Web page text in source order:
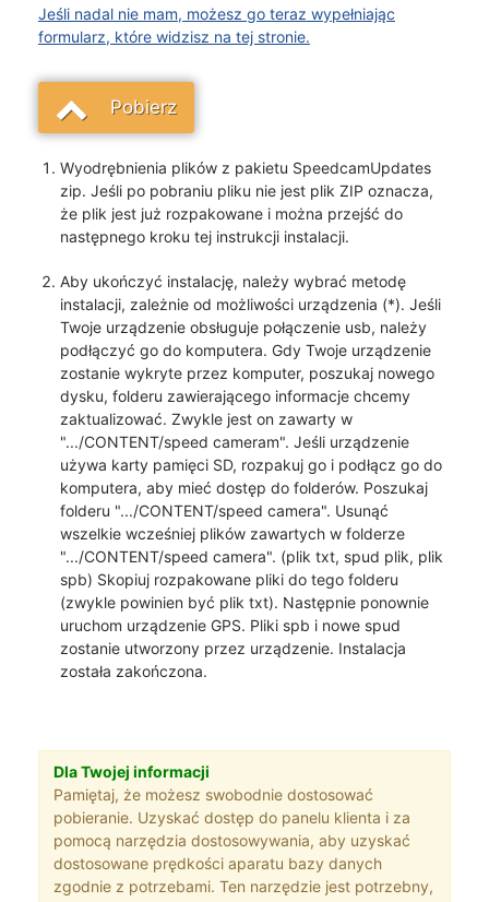
Jeśli nadal nie mam, możesz go teraz wypełniając
formularz, które widzisz na tej stronie.
Pobierz
Wyodrębnienia plików z pakietu SpeedcamUpdates
zip. Jeśli po pobraniu pliku nie jest plik ZIP oznacza,
że plik jest już rozpakowane i można przejść do
następnego kroku tej instrukcji instalacji.
Aby ukończyć instalację, należy wybrać metodę
instalacji, zależnie od możliwości urządzenia (*). Jeśli
Twoje urządzenie obsługuje połączenie usb, należy
podłączyć go do komputera. Gdy Twoje urządzenie
zostanie wykryte przez komputer, poszukaj nowego
dysku, folderu zawierającego informacje chcemy
zaktualizować. Zwykle jest on zawarty w
".../CONTENT/speed cameram". Jeśli urządzenie
używa karty pamięci SD, rozpakuj go i podłącz go do
komputera, aby mieć dostęp do folderów. Poszukaj
folderu ".../CONTENT/speed camera". Usunąć
wszelkie wcześniej plików zawartych w folderze
".../CONTENT/speed camera". (plik txt, spud plik, plik
spb) Skopiuj rozpakowane pliki do tego folderu
(zwykle powinien być plik txt). Następnie ponownie
uruchom urządzenie GPS. Pliki spb i nowe spud
zostanie utworzony przez urządzenie. Instalacja
została zakończona.
Dla Twojej informacji
Pamiętaj, że możesz swobodnie dostosować
pobieranie. Uzyskać dostęp do panelu klienta i za
pomocą narzędzia dostosowywania, aby uzyskać
dostosowane prędkości aparatu bazy danych
zgodnie z potrzebami. Ten narzędzie jest potrzebny,